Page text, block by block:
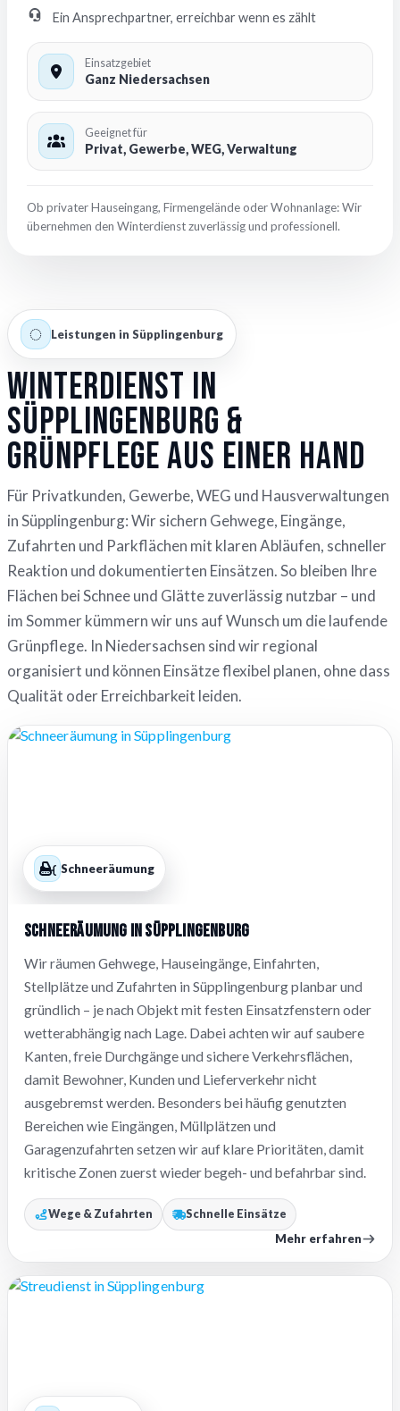
Ein Ansprechpartner, erreichbar wenn es zählt
Einsatzgebiet
Ganz Niedersachsen
Geeignet für
Privat, Gewerbe, WEG, Verwaltung
Ob privater Hauseingang, Firmengelände oder Wohnanlage: Wir
übernehmen den Winterdienst zuverlässig und professionell.
Leistungen in Süpplingenburg
Winterdienst in
Süpplingenburg &
Grünpflege aus einer Hand
Für Privatkunden, Gewerbe, WEG und Hausverwaltungen
in Süpplingenburg: Wir sichern Gehwege, Eingänge,
Zufahrten und Parkflächen mit klaren Abläufen, schneller
Reaktion und dokumentierten Einsätzen. So bleiben Ihre
Flächen bei Schnee und Glätte zuverlässig nutzbar – und
im Sommer kümmern wir uns auf Wunsch um die laufende
Grünpflege. In Niedersachsen sind wir regional
organisiert und können Einsätze flexibel planen, ohne dass
Qualität oder Erreichbarkeit leiden.
Schneeräumung
Schneeräumung in Süpplingenburg
Wir räumen Gehwege, Hauseingänge, Einfahrten,
Stellplätze und Zufahrten in Süpplingenburg planbar und
gründlich – je nach Objekt mit festen Einsatzfenstern oder
wetterabhängig nach Lage. Dabei achten wir auf saubere
Kanten, freie Durchgänge und sichere Verkehrsflächen,
damit Bewohner, Kunden und Lieferverkehr nicht
ausgebremst werden. Besonders bei häufig genutzten
Bereichen wie Eingängen, Müllplätzen und
Garagenzufahrten setzen wir auf klare Prioritäten, damit
kritische Zonen zuerst wieder begeh- und befahrbar sind.
Wege & Zufahrten Schnelle Einsätze
Mehr erfahren